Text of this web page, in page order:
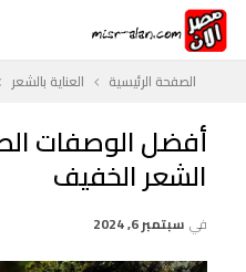
الصفحة الرئيسية العناية بالشعر
أفضل الوصفات
الشعر الخفيف
في سبتمبر 6, 2024